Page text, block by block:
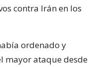
contra Irán en los
ordenado y
mayor ataque desde